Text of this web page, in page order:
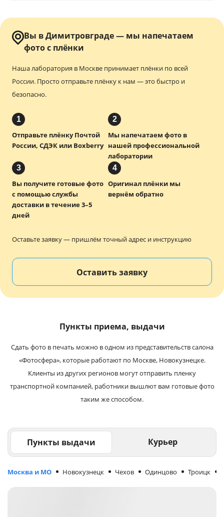
Вы в Димитровграде — мы напечатаем
фото с плёнки
Наша лаборатория в Москве принимает плёнки по всей
России. Просто отправьте плёнку к нам — это быстро и
безопасно.
1
Отправьте плёнку Почтой
России, СДЭК или Boxberry
2
Мы напечатаем фото в
нашей профессиональной
лаборатории
3
Вы получите готовые фото
с помощью службы
доставки в течение 3–5
дней
4
Оригинал плёнки мы
вернём обратно
Оставьте заявку — пришлём точный адрес и инструкцию
Оставить заявку
Пункты приема, выдачи
Сдать фото в печать можно в одном из представительств салона
«Фотосфера», которые работают по Москве, Новокузнецке.
Клиенты из других регионов могут отправить пленку
транспортной компанией, работники вышлют вам готовые фото
таким же способом.
Пункты выдачи Курьер
Москва и МО Новокузнецк Чехов Одинцово Троицк